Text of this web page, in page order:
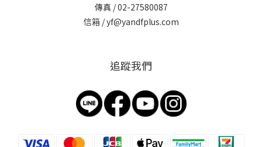
傳真 / 02-27580087
信箱 / yf@yandfplus.com
追蹤我們